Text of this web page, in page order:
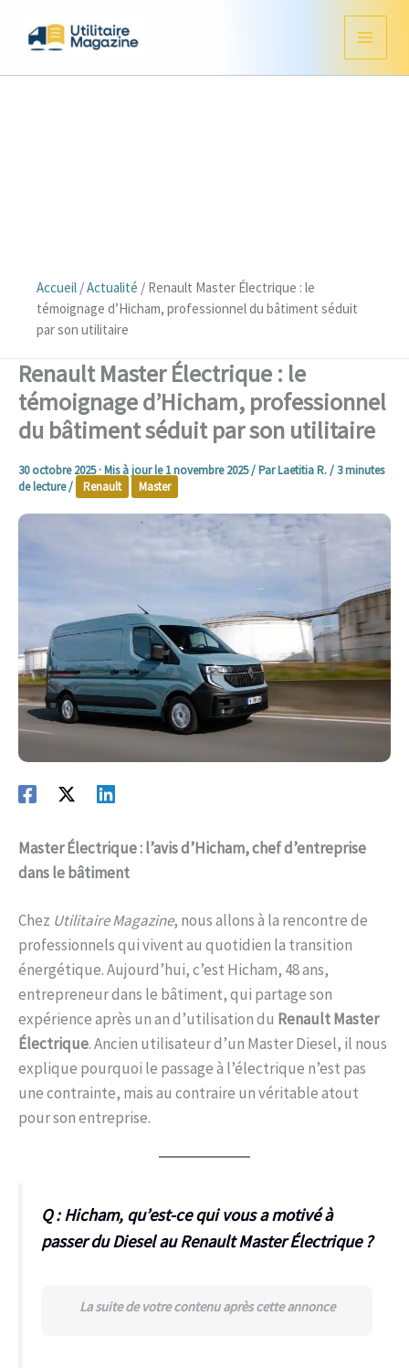
Accueil /Actualité / Renault Master Électrique : le
témoignage d’Hicham, professionnel du bâtiment séduit
par son utilitaire
Renault Master Électrique : le
témoignage d’Hicham, professionnel
du bâtiment séduit par son utilitaire
30 octobre 2025· Mis à jour le1 novembre 2025/ ParLaetitia R./ 3 minutes
de lecture/ Renault Master
Master Électrique : l’avis d’Hicham, chef d’entreprise
dans le bâtiment
Chez Utilitaire Magazine, nous allons à la rencontre de
professionnels qui vivent au quotidien la transition
énergétique. Aujourd’hui, c’est Hicham, 48 ans,
entrepreneur dans le bâtiment, qui partage son
expérience après un an d’utilisation du Renault Master
Électrique. Ancien utilisateur d’un Master Diesel, il nous
explique pourquoi le passage à l’électrique n’est pas
une contrainte, mais au contraire un véritable atout
pour son entreprise.
Q : Hicham, qu’est-ce qui vous a motivé à
passer du Diesel au Renault Master Électrique ?
La suite de votre contenu après cette annonce